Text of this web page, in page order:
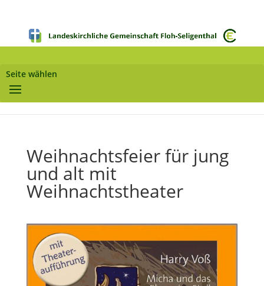
Seite wählen
Weihnachtsfeier für jung
und alt mit
Weihnachtstheater